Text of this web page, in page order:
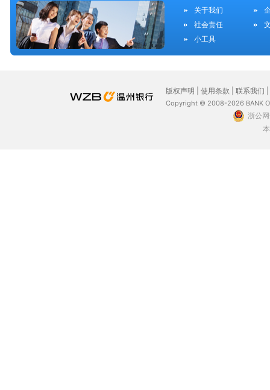
关于我们
社会责任
小工具
版权声明 使用条款 联系我们
Copyright © 2008-2026 BANK
浙公